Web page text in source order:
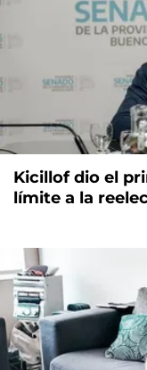
Kicillof dio el
límite a la